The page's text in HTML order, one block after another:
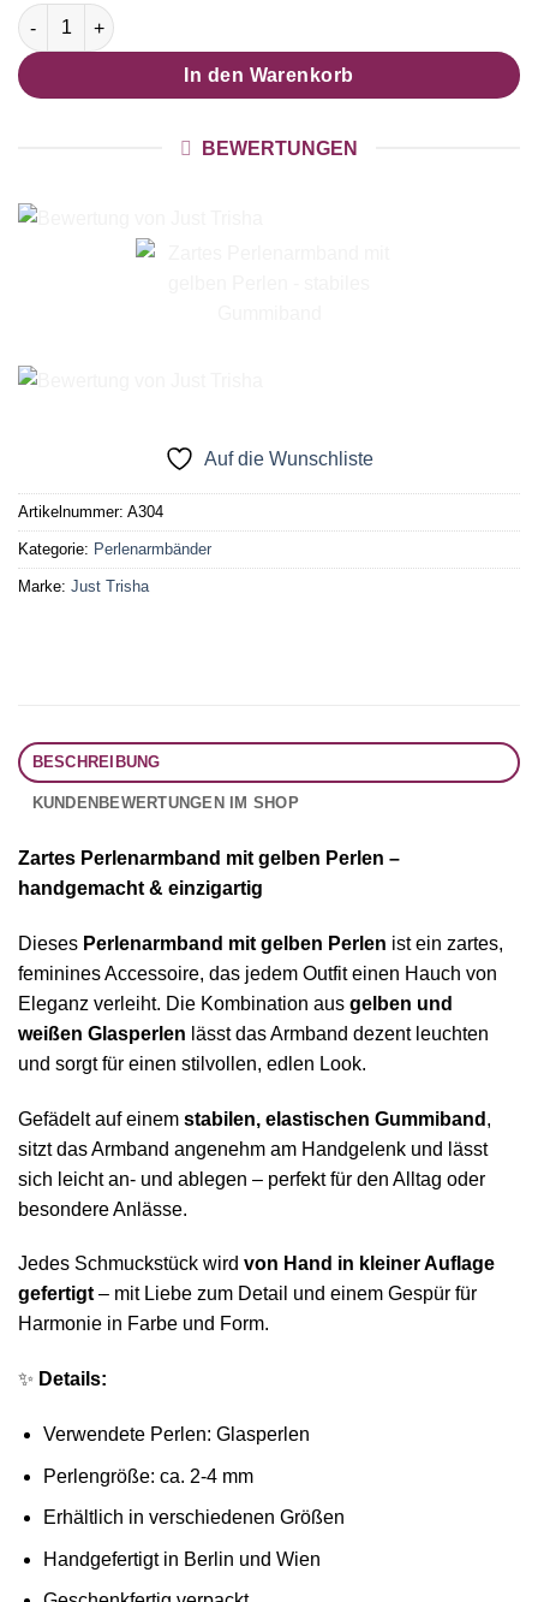
Zartes Perlenarmband mit gelben Perlen - stabiles Gummiband
In den Warenkorb
BEWERTUNGEN
Auf die Wunschliste
Artikelnummer: A304
Kategorie: Perlenarmbänder
Marke: Just Trisha
BESCHREIBUNG
KUNDENBEWERTUNGEN IM SHOP
Zartes Perlenarmband mit gelben Perlen –
handgemacht & einzigartig
Dieses Perlenarmband mit gelben Perlen ist ein zartes,
feminines Accessoire, das jedem Outfit einen Hauch von
Eleganz verleiht. Die Kombination aus gelben und
weißen Glasperlen lässt das Armband dezent leuchten
und sorgt für einen stilvollen, edlen Look.
Gefädelt auf einem stabilen, elastischen Gummiband ,
sitzt das Armband angenehm am Handgelenk und lässt
sich leicht an- und ablegen – perfekt für den Alltag oder
besondere Anlässe.
Jedes Schmuckstück wird von Hand in kleiner Auflage
gefertigt– mit Liebe zum Detail und einem Gespür für
Harmonie in Farbe und Form.
✨ Details:
Verwendete Perlen: Glasperlen
Perlengröße: ca. 2-4 mm
Erhältlich in verschiedenen Größen
Handgefertigt in Berlin und Wien